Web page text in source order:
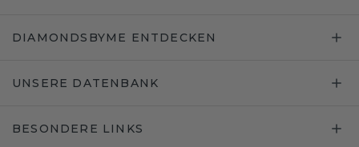
DIAMONDSBYME ENTDECKEN
UNSERE DATENBANK
BESONDERE LINKS